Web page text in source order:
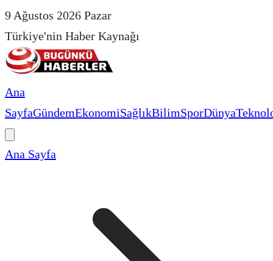
9 Ağustos 2026 Pazar
Türkiye'nin Haber Kaynağı
Ana
SayfaGündemEkonomiSağlıkBilimSporDünya
Ana Sayfa